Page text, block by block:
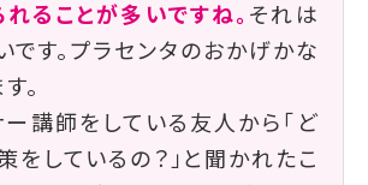
れることが多いですね。 それは
です。プラセンタのおかげかな
。
ー講師をしている友人から「ど
をしているの？」と聞かれたこ